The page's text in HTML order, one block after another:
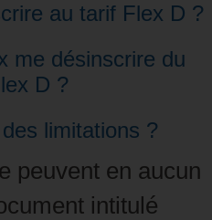
au tarif Flex D ?
me désinscrire du
D ?
limitations ?
peuvent en aucun
intitulé